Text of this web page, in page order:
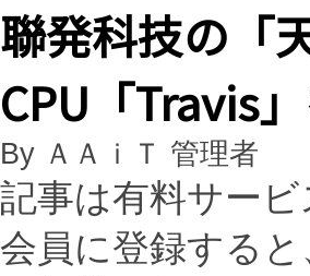
聯発科技の「
CPU「Travis
By ＡＡｉＴ 管理者
記事は有料サー
会員に登録する